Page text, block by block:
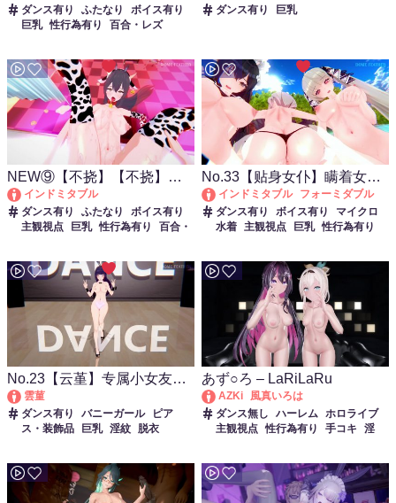
ダンス有り
ふたなり
ボイス有り
巨乳 性行為有り 百合・レズ
ダンス有り
巨乳
NEW⑨【不挠】【不挠】
biu~你的心是我的了
インドミタブル
ダンス有り
ふたなり
ボイス有り
主観視点
巨乳 性行為有り
百合・
No.33【贴身女仆】瞒着女仆
长的秘密表演和亲密服务
インドミタブル
フォーミダブル
ダンス有り
ボイス有り
マイクロ
水着 主観視点 巨乳 性行為有り
No.23【云堇】专属小女友蹦
蹦跳雲菫
ダンス有り
バニーガール
ピア
ス・装飾品
巨乳 淫紋 脱衣
あず○ろ – LaRiLaRu
AZKi
風真いろは
ダンス無し
ハーレム ホロライブ
主観視点 性行為有り 手コキ
淫